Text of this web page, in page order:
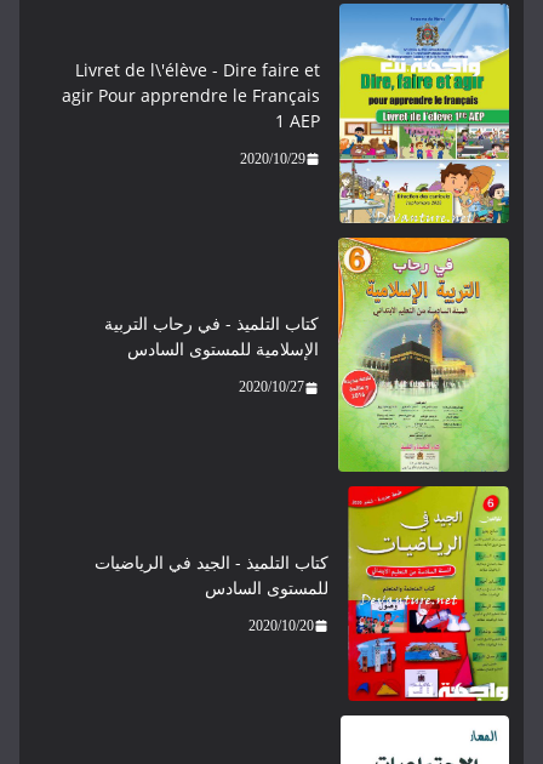
Livret de l\'élève - ​​​Dire faire et
agir Pour apprendre le Français
1 AEP
2020/10/29
كتاب التلميذ - في رحاب التربية
الإسلامية للمستوى السادس
2020/10/27
كتاب التلميذ - الجيد في الرياضيات
للمستوى السادس
2020/10/20